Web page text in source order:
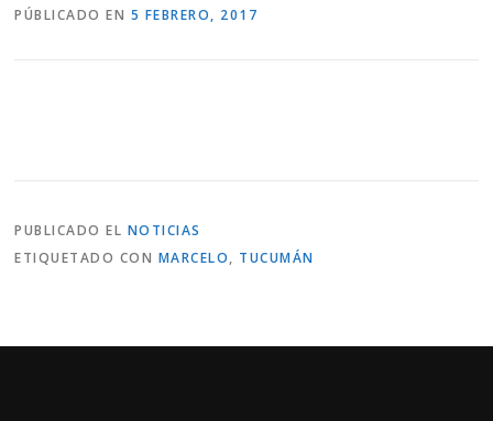
PÚBLICADO EN 5 FEBRERO, 2017
PUBLICADO EL NOTICIAS
ETIQUETADO CON MARCELO, TUCUMÁN